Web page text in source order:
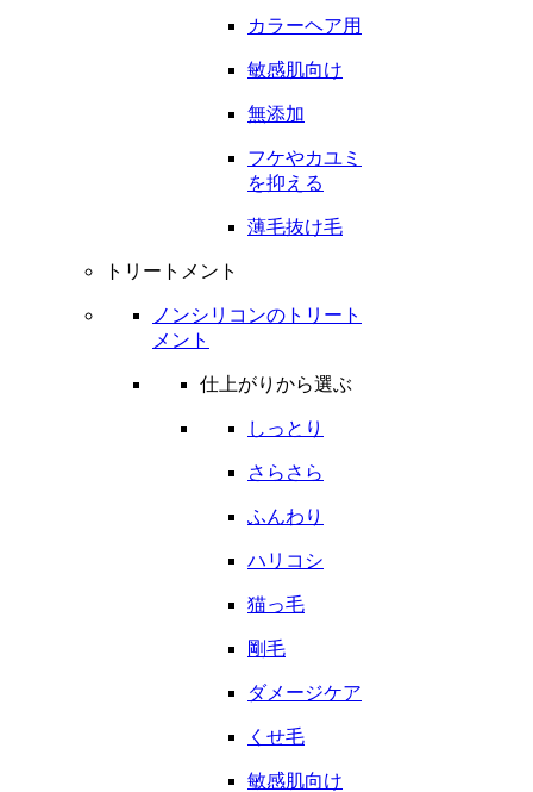
カラーヘア用
敏感肌向け
無添加
フケやカユミ
を抑える
薄毛抜け毛
トリートメント
ノンシリコンのトリート
メント
仕上がりから選ぶ
しっとり
さらさら
ふんわり
ハリコシ
猫っ毛
剛毛
ダメージケア
くせ毛
敏感肌向け